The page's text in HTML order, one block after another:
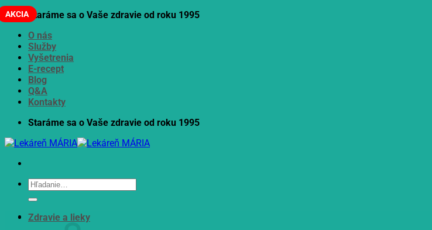
Skip
to
content
Staráme sa o Vaše zdravie od roku 1995
O nás
Služby
Vyšetrenia
E-recept
Blog
Q&A
Kontakty
Staráme sa o Vaše zdravie od roku 1995
Hľadať:
Zdravie a lieky
AKCIA